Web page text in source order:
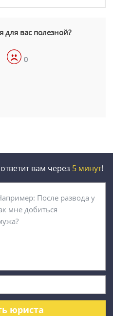
для вас полезной?
0
вам через 5 минут!
юриста